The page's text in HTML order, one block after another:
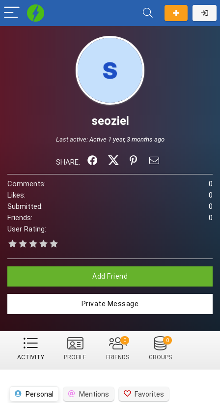
seoziel
Last active:Active 1 year, 3 months ago
SHARE:
Comments:
0
Likes:
0
Submitted:
0
Friends:
0
User Rating:
Add Friend
Private Message
ACTIVITY PROFILE FRIENDS
0
GROUPS
0
Personal Mentions Favorites